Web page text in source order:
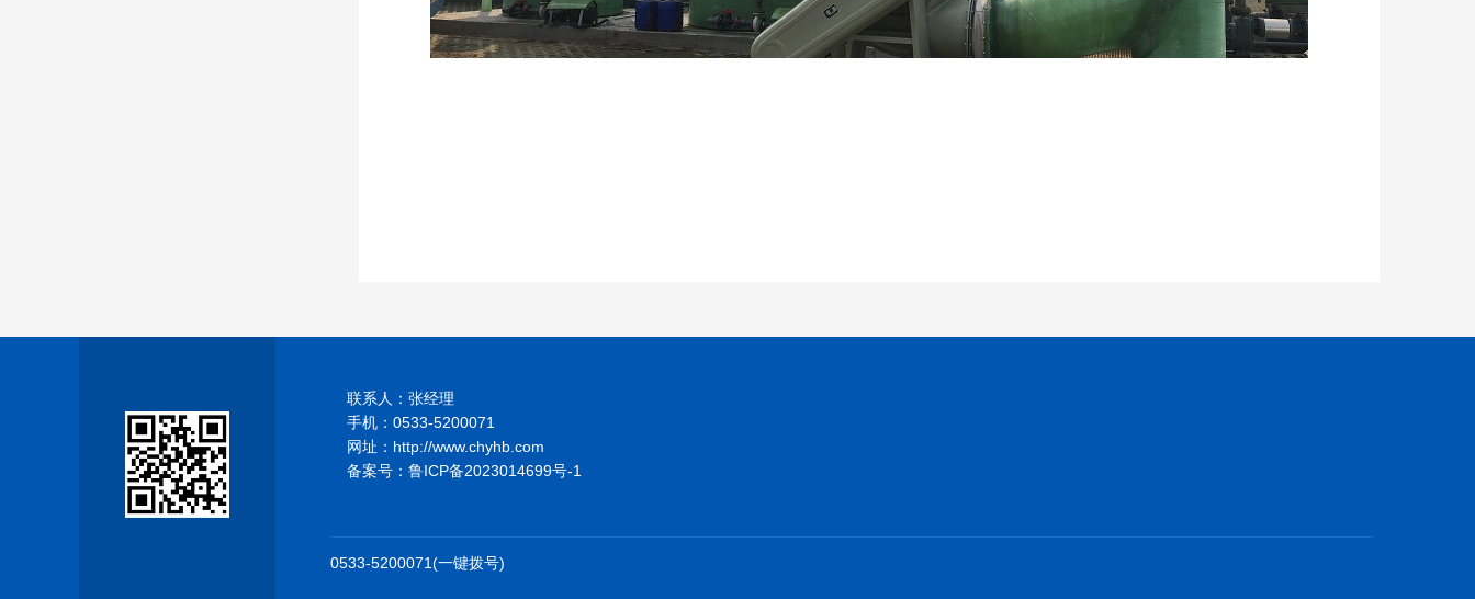
联系人：张经理
手机：0533-5200071
网址：http://www.chyhb.com
备案号： 鲁ICP备2023014699号-1
0533-5200071(一键拨号)